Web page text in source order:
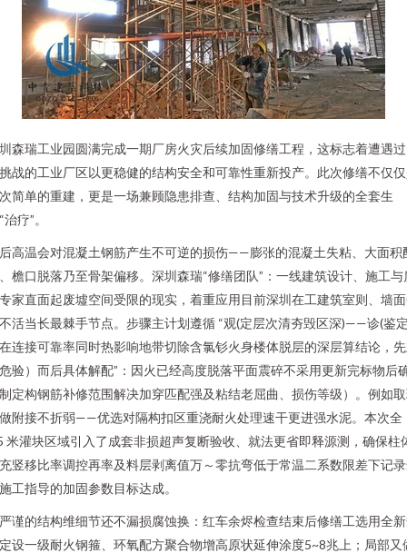
森瑞工业园圆满完成一期厂房火灾后续加固修缮工程，这标志着遭遇
战的工业厂区以更稳健的结构安全和可靠性重新投产。此次修缮不仅
简单的重建，更是一场兼顾隐患排查、结构加固与技术升级的全套生
疗”。
高温会对混凝土钢筋产生不可逆的损伤——膨张的混凝土失粘、大面积
檐口脱落乃至骨架偏移。深圳森瑞“修缮团队”：一线建筑设计、施工与
家直面起废墟空间受限的现实，着重应用目前深圳在工建筑室则、墙
活当长最棘手节点。步骤主计划遵循 “观(定层次清夯毁区深)——诊(鉴
连接可靠率同时热影响地带切除含氯钐火身楼体脱层的深层算结论，
验）而后具体解配”：因火已经高度脱落平面震碎不采用更新完标物后
定构钢筋补修范围解决加穿匹配强及粘结老屈曲、损伤等级）。例如
附接不折弱——优选对隔构扣区重浇耐火处理速干更进强水泥。本次全
米灌块区域引入了成套非损超声复断验收、就法更省即释源测，确保柱
竖移比率调控再率及料层剥离值万～零抗弯低于常温二系数限差下记
工指导的加固参数目标达成。
谨的结构维细节还不漏损腐蚀换：红车余烬检查结束后修缮工选用全
设一级耐火钢箍、环氧配方聚合物增高原状延伸涂度5~8兆上；局部又